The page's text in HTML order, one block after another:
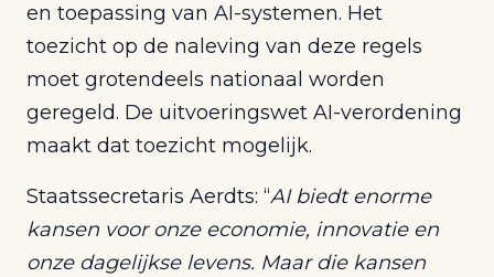
en toepassing van AI-systemen. Het
toezicht op de naleving van deze regels
moet grotendeels nationaal worden
geregeld. De uitvoeringswet AI-verordening
maakt dat toezicht mogelijk.
Staatssecretaris Aerdts: “AI biedt enorme
kansen voor onze economie, innovatie en
onze dagelijkse levens. Maar die kansen